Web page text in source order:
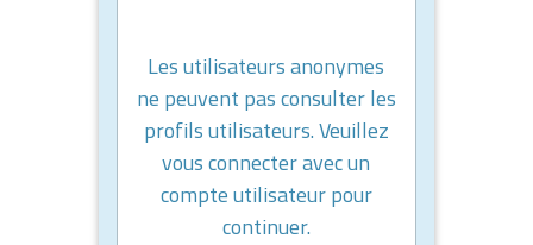
Les utilisateurs anonymes
ne peuvent pas consulter les
profils utilisateurs. Veuillez
vous connecter avec un
compte utilisateur pour
continuer.